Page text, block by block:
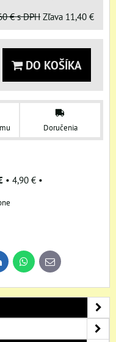
€s DPH Zľava 11,40 €
DO KOŠÍKA
Doručenia
• 4,90 € •
WhatsApp
E-
mail